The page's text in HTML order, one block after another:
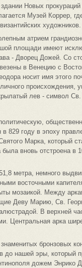
Новых
Музей Коррер,
художников.
атрием
площади имеют
- Дворец Дожей. Со
в Венецию с
носит имя этого
происхождения,
лев - символ
829 году в эпоху
Марка, который
вновь отстроена в
метра, немного
восточными
мозаикой. Между
Деву Марию, Св.
В верхней
Центральная арка
бронзовых
до нашей эры, который
дожем Энрико